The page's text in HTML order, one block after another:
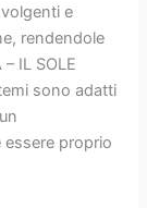
e
rendendole
IL SOLE
sono adatti
proprio